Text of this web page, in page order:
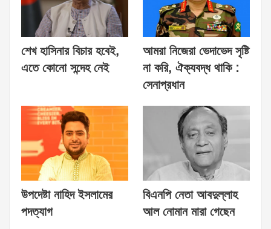
শেখ হাসিনার বিচার হবেই,
এতে কোনো সন্দেহ নেই
আমরা নিজেরা ভেদাভেদ সৃষ্টি
না করি, ঐক্যবদ্ধ থাকি :
সেনাপ্রধান
উপদেষ্টা নাহিদ ইসলামের
পদত্যাগ
বিএনপি নেতা আবদুল্লাহ
আল নোমান মারা গেছেন